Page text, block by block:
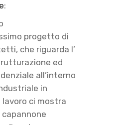
:
progetto di
che riguarda l’
ed
all’interno
in
lavoro ci mostra